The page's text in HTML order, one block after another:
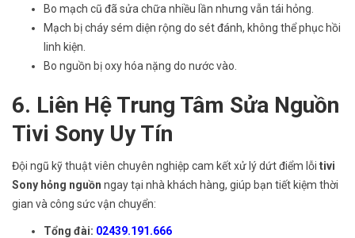
Bo mạch cũ đã sửa chữa nhiều lần nhưng vẫn tái hỏng.
Mạch bị cháy sém diện rộng do sét đánh, không thể phục hồi
linh kiện.
Bo nguồn bị oxy hóa nặng do nước vào.
6. Liên Hệ Trung Tâm Sửa Nguồn
Tivi Sony Uy Tín
Đội ngũ kỹ thuật viên chuyên nghiệp cam kết xử lý dứt điểm lỗi tivi
Sony hỏng nguồn ngay tại nhà khách hàng, giúp bạn tiết kiệm thời
gian và công sức vận chuyển:
Tổng đài: 02439.191.666